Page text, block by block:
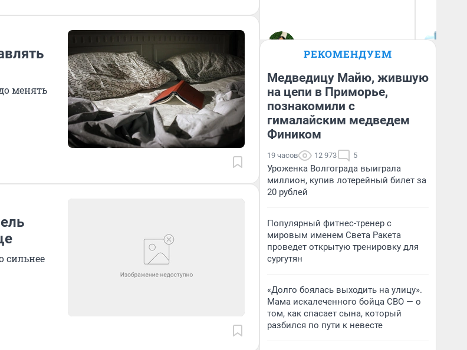
менять
сильнее
РЕКОМЕНДУЕМ
Медведицу Майю, жившую
на цепи в Приморье,
познакомили с
гималайским медведем
Фиником
19 часов 12 973 5
Уроженка Волгограда выиграла
миллион, купив лотерейный билет за
20 рублей
Популярный фитнес-тренер с
мировым именем Света Ракета
проведет открытую тренировку для
сургутян
«Долго боялась выходить на улицу».
Мама искалеченного бойца СВО — о
том, как спасает сына, который
разбился по пути к невесте